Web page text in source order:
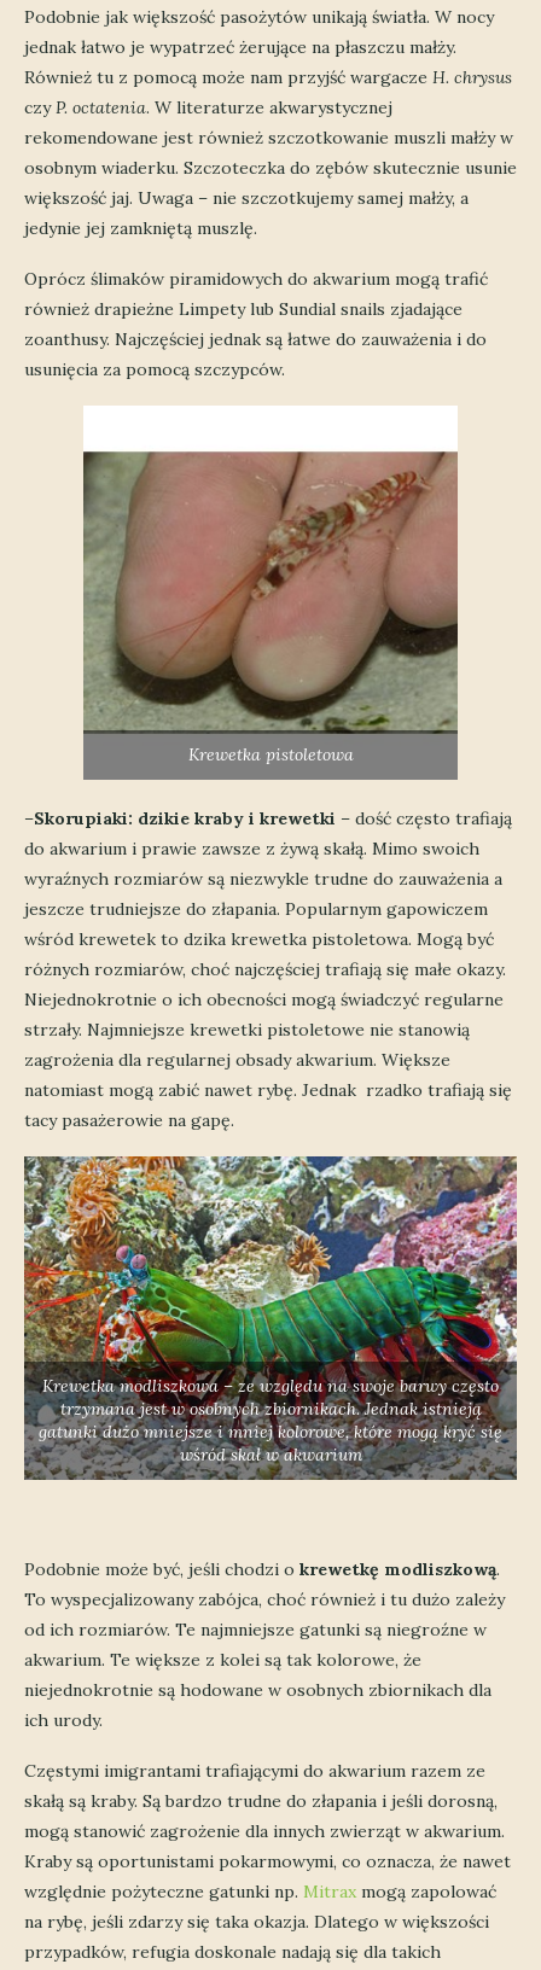
Podobnie jak większość pasożytów unikają światła. W nocy
jednak łatwo je wypatrzeć żerujące na płaszczu małży.
Również tu z pomocą może nam przyjść wargacze H. chrysus
czyP. octatenia. W literaturze akwarystycznej
rekomendowane jest również szczotkowanie muszli małży w
osobnym wiaderku. Szczoteczka do zębów skutecznie usunie
większość jaj. Uwaga – nie szczotkujemy samej małży, a
jedynie jej zamkniętą muszlę.
Oprócz ślimaków piramidowych do akwarium mogą trafić
również drapieżne Limpety lub Sundial snails zjadające
zoanthusy. Najczęściej jednak są łatwe do zauważenia i do
usunięcia za pomocą szczypców.
Krewetka pistoletowa
–Skorupiaki: dzikie kraby i krewetki – dość często trafiają
do akwarium i prawie zawsze z żywą skałą. Mimo swoich
wyraźnych rozmiarów są niezwykle trudne do zauważenia a
jeszcze trudniejsze do złapania. Popularnym gapowiczem
wśród krewetek to dzika krewetka pistoletowa. Mogą być
różnych rozmiarów, choć najczęściej trafiają się małe okazy.
Niejednokrotnie o ich obecności mogą świadczyć regularne
strzały. Najmniejsze krewetki pistoletowe nie stanowią
zagrożenia dla regularnej obsady akwarium. Większe
natomiast mogą zabić nawet rybę. Jednak rzadko trafiają się
tacy pasażerowie na gapę.
Krewetka modliszkowa – ze względu na swoje barwy często
trzymana jest w osobnych zbiornikach. Jednak istnieją
gatunki dużo mniejsze i mniej kolorowe, które mogą kryć się
wśród skał w akwarium
Podobnie może być, jeśli chodzi o krewetkę modliszkową.
To wyspecjalizowany zabójca, choć również i tu dużo zależy
od ich rozmiarów. Te najmniejsze gatunki są niegroźne w
akwarium. Te większe z kolei są tak kolorowe, że
niejednokrotnie są hodowane w osobnych zbiornikach dla
ich urody.
Częstymi imigrantami trafiającymi do akwarium razem ze
skałą są kraby. Są bardzo trudne do złapania i jeśli dorosną,
mogą stanowić zagrożenie dla innych zwierząt w akwarium.
Kraby są oportunistami pokarmowymi, co oznacza, że nawet
względnie pożyteczne gatunki np. Mitrax mogą zapolować
na rybę, jeśli zdarzy się taka okazja. Dlatego w większości
przypadków, refugia doskonale nadają się dla takich